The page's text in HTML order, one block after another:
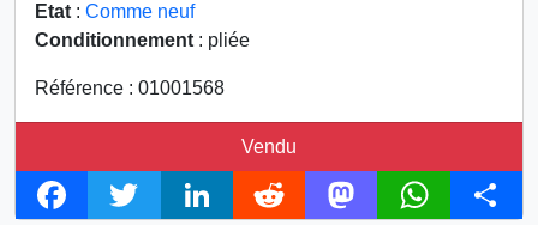
Etat : Comme neuf
Conditionnement : pliée
Référence : 01001568
Vendu
F
T
L
R
M
W
S